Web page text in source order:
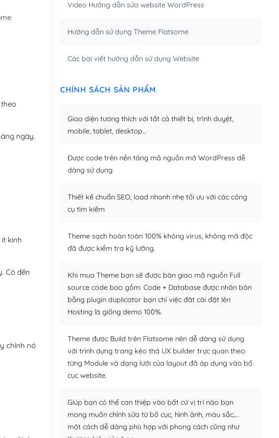
5GB SSD (1 năm)
(+950,000₫)
ngày.
kinh
Có đến
chỉnh nó
Video Hướng dẫn sửa website WordPress
Hướng dẫn sử dụng Theme Flatsome
Các bài viết hướng dẫn sử dụng Website
CHÍNH SÁCH SẢN PHẨM
Giao diện tương thích với tất cả thiết bị, trình duyệt,
mobile, tablet, desktop…
Được code trên nền tảng mã nguồn mở WordPress dễ
dàng sử dụng
Thiết kế chuẩn SEO, load nhanh nhẹ tối ưu với các công
cụ tìm kiếm
Theme sạch hoàn toàn 100% không virus, không mã độc
đã được kiểm tra kỹ lưỡng.
Khi mua Theme bạn sẽ được bàn giao mã nguồn Full
source code bao gồm: Code + Database được nhân bản
bằng plugin duplicator bạn chỉ việc đăt cài đặt lên
Hosting là giống demo 100%.
Theme được Build trên Flatsome nên dễ dàng sử dụng
với trình dựng trang kéo thả UX builder trực quan theo
từng Module và dạng lưới của layout đã áp dụng vào bố
cục website.
Giúp bạn có thể can thiệp vào bất cứ vị trí nào bạn
mong muốn chỉnh sửa từ bố cục, hình ảnh, màu sắc,…
một cách dễ dàng phù hợp với phong cách cũng như